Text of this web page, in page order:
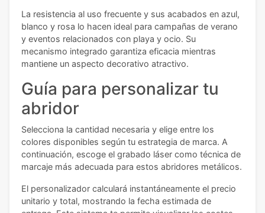
La resistencia al uso frecuente y sus acabados en azul,
blanco y rosa lo hacen ideal para campañas de verano
y eventos relacionados con playa y ocio. Su
mecanismo integrado garantiza eficacia mientras
mantiene un aspecto decorativo atractivo.
Guía para personalizar tu
abridor
Selecciona la cantidad necesaria y elige entre los
colores disponibles según tu estrategia de marca. A
continuación, escoge el grabado láser como técnica de
marcaje más adecuada para estos abridores metálicos.
El personalizador calculará instantáneamente el precio
unitario y total, mostrando la fecha estimada de